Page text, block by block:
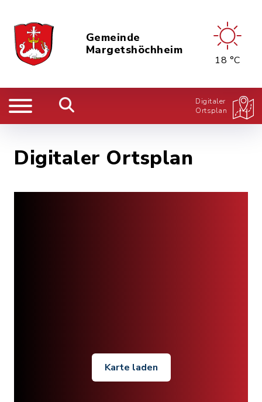
Gemeinde
Margetshöchheim
18 °C
Digitaler
Ortsplan
Digitaler Ortsplan
Karte laden